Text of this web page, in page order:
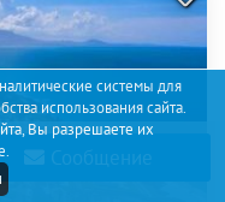
системы для
использования сайта.
Вы разрешаете их
Сообщение